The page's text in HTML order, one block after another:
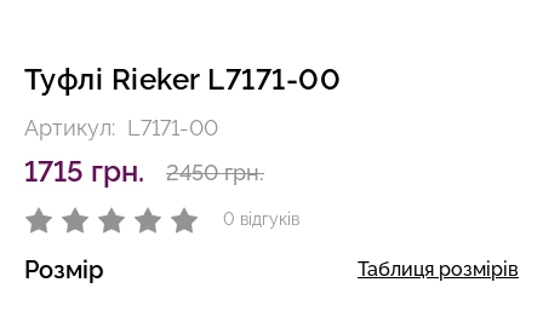
Туфлі Rieker L7171-00
Артикул: L7171-00
1715 грн. 2450 грн.
0 відгуків
Розмір Таблиця розмірів